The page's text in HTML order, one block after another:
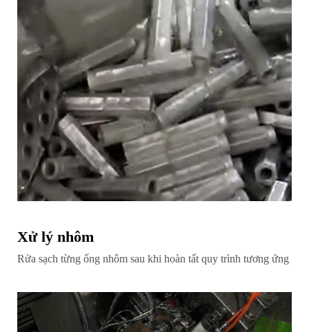
Xử lý nhôm
Rửa sạch từng ống nhôm sau khi hoàn tất quy trình tương ứng